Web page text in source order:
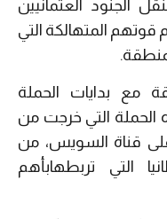
الجنود العثمانيين
قوتهم المتهالكة التي
مع بدايات الحملة
الحملة التي خرجت من
قناة السويس، من
التي تربطهابأهم